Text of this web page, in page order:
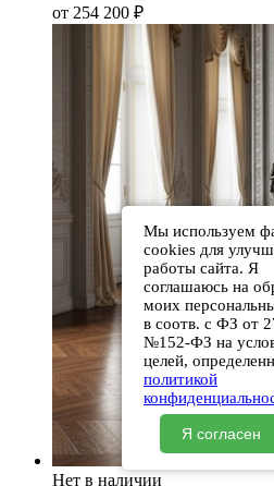
от 254 200 ₽
Нет в наличии
Мы используем
cookies для
работы сайта. Я
соглашаюсь на
моих
в соотв. с ФЗ от
№152-ФЗ на
целей,
политикой
Я согласен